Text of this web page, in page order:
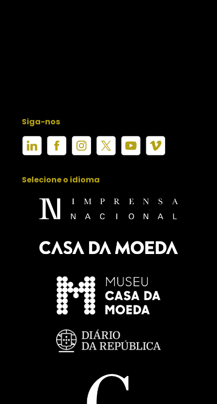
Siga-nos
Selecione o idioma